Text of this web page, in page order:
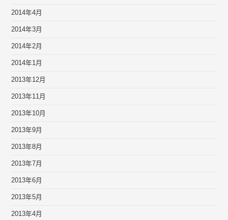
2014年4月
2014年3月
2014年2月
2014年1月
2013年12月
2013年11月
2013年10月
2013年9月
2013年8月
2013年7月
2013年6月
2013年5月
2013年4月